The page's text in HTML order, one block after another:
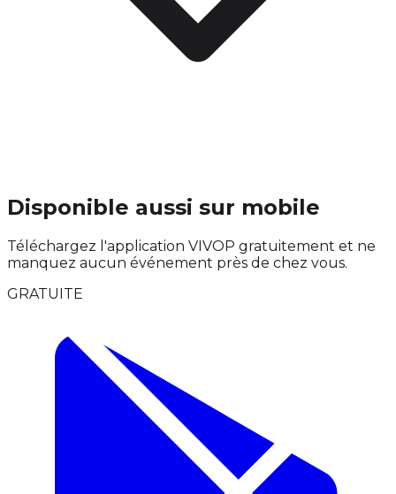
Disponible aussi sur mobile
Téléchargez l'application VIVOP gratuitement et ne
manquez aucun événement près de chez vous.
GRATUITE